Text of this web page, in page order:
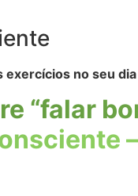
exercícios no seu
“falar